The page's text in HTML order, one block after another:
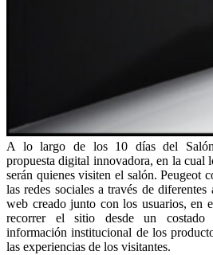
A lo largo de los 10 días del Salón,
propuesta digital innovadora, en la cual
serán quienes visiten el salón. Peugeot
las redes sociales a través de
web creado junto con los usuarios, en
recorrer el sitio desde un costado
información institucional de los
las experiencias de los visitantes.